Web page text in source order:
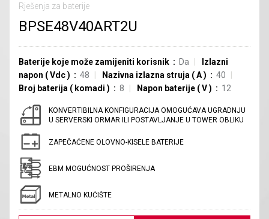
Rješenja za baterije
BPSE48V40ART2U
Baterije koje može zamijeniti korisnik Da
Izlazni
napon (Vdc) 48 Nazivna izlazna struja (A)
40
Broj baterija ( komadi ) 8 Napon baterije (V) 12
KONVERTIBILNA KONFIGURACIJA OMOGUĆAVA UGRADNJU
U SERVERSKI ORMAR ILI POSTAVLJANJE U TOWER OBLIKU
ZAPEČAĆENE OLOVNO-KISELE BATERIJE
EBM MOGUĆNOST PROŠIRENJA
METALNO KUĆIŠTE